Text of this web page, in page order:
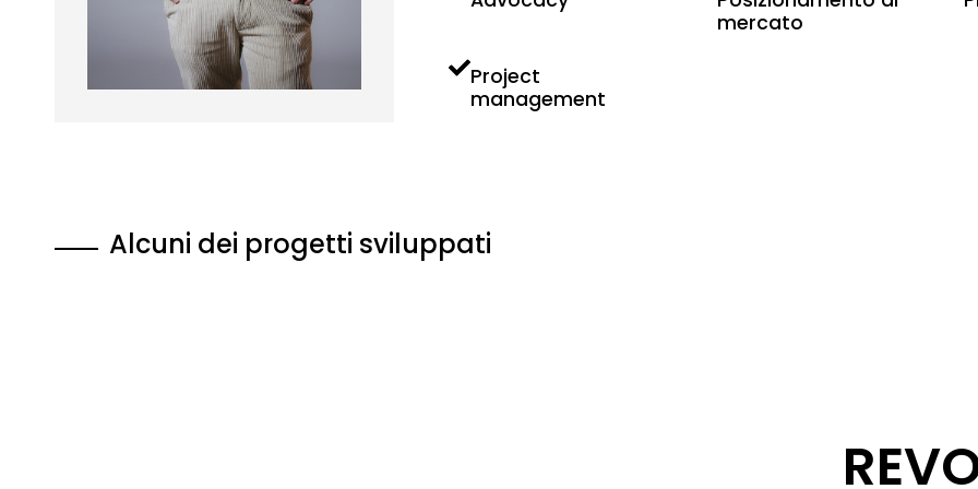
mercato
Project
management
Alcuni dei progetti sviluppati